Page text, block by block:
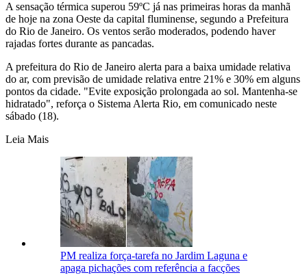
A sensação térmica superou 59ºC já nas primeiras horas da manhã
de hoje na zona Oeste da capital fluminense, segundo a Prefeitura
do Rio de Janeiro. Os ventos serão moderados, podendo haver
rajadas fortes durante as pancadas.
A prefeitura do Rio de Janeiro alerta para a baixa umidade relativa
do ar, com previsão de umidade relativa entre 21% e 30% em alguns
pontos da cidade. "Evite exposição prolongada ao sol. Mantenha-se
hidratado", reforça o Sistema Alerta Rio, em comunicado neste
sábado (18).
Leia Mais
PM realiza força-tarefa no Jardim Laguna e
apaga pichações com referência a facções